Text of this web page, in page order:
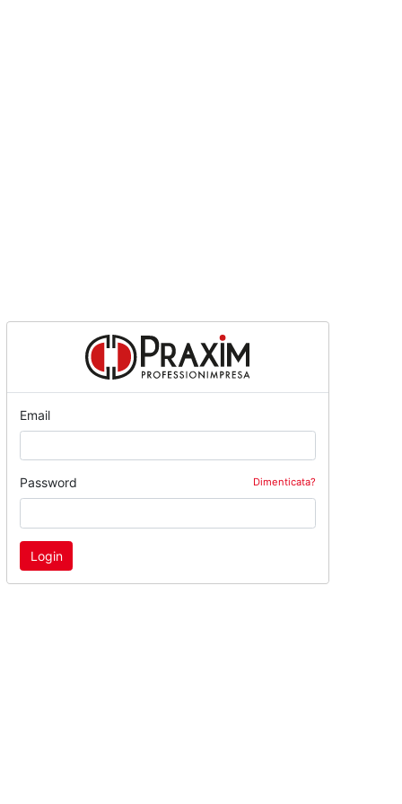
Email
Password Dimenticata?
Login